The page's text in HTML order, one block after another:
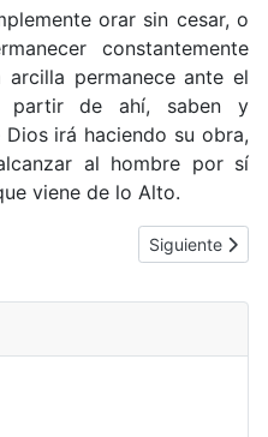
orar sin cesar, o
constantemente
permanece ante el
partir de ahí, saben y
irá haciendo su obra,
al hombre por sí
viene de lo Alto.
para los demás»Artículo
Siguiente